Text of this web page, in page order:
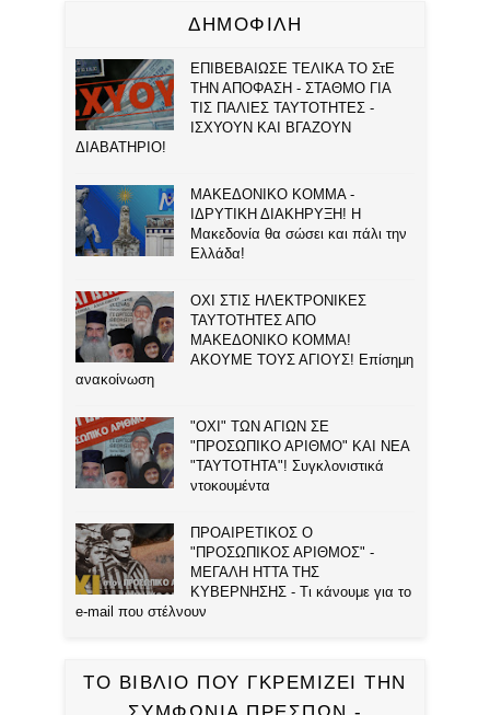
ΔΗΜΟΦΙΛΗ
ΕΠΙΒΕΒΑΙΩΣΕ ΤΕΛΙΚΑ ΤΟ ΣτΕ
ΤΗΝ ΑΠΟΦΑΣΗ - ΣΤΑΘΜΟ ΓΙΑ
ΤΙΣ ΠΑΛΙΕΣ ΤΑΥΤΟΤΗΤΕΣ -
ΙΣΧΥΟΥΝ ΚΑΙ ΒΓΑΖΟΥΝ
ΔΙΑΒΑΤΗΡΙΟ!
ΜΑΚΕΔΟΝΙΚΟ ΚΟΜΜΑ -
ΙΔΡΥΤΙΚΗ ΔΙΑΚΗΡΥΞΗ! Η
Μακεδονία θα σώσει και πάλι την
Ελλάδα!
ΟΧΙ ΣΤΙΣ ΗΛΕΚΤΡΟΝΙΚΕΣ
ΤΑΥΤΟΤΗΤΕΣ ΑΠΟ
ΜΑΚΕΔΟΝΙΚΟ ΚΟΜΜΑ!
ΑΚΟΥΜΕ ΤΟΥΣ ΑΓΙΟΥΣ! Επίσημη
ανακοίνωση
"ΟΧΙ" ΤΩΝ ΑΓΙΩΝ ΣΕ
"ΠΡΟΣΩΠΙΚΟ ΑΡΙΘΜΟ" ΚΑΙ ΝΕΑ
"ΤΑΥΤΟΤΗΤΑ"! Συγκλονιστικά
ντοκουμέντα
ΠΡΟΑΙΡΕΤΙΚΟΣ Ο
"ΠΡΟΣΩΠΙΚΟΣ ΑΡΙΘΜΟΣ" -
ΜΕΓΑΛΗ ΗΤΤΑ ΤΗΣ
ΚΥΒΕΡΝΗΣΗΣ - Τι κάνουμε για το
e-mail που στέλνουν
ΤΟ ΒΙΒΛΙΟ ΠΟΥ ΓΚΡΕΜΙΖΕΙ ΤΗΝ